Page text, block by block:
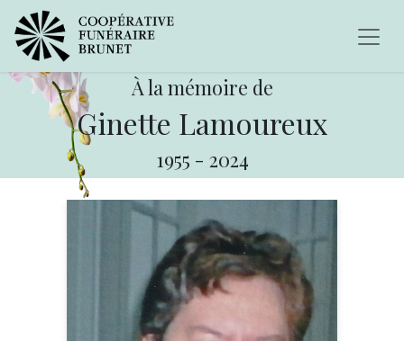
À la mémoire de
Ginette Lamoureux
1955 - 2024